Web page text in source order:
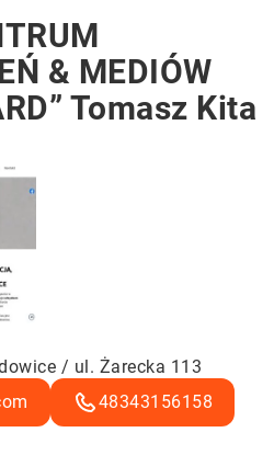
& MEDIÓW
Tomasz Kita
/ ul. Żarecka 113
48343156158